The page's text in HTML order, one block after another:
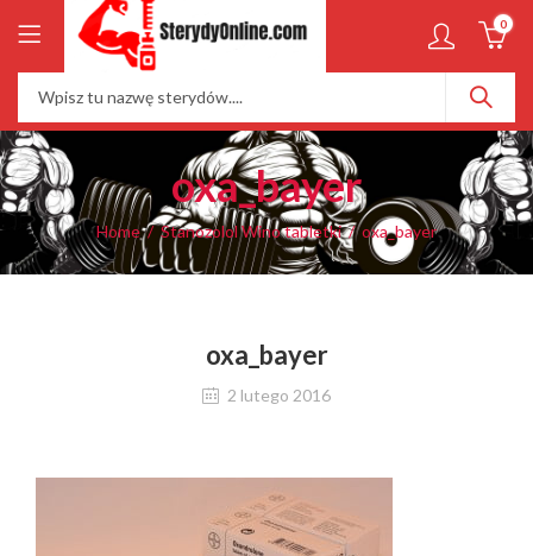
0
oxa_bayer
Home Stanozolol Wino tabletki oxa_bayer
oxa_bayer
2 lutego 2016